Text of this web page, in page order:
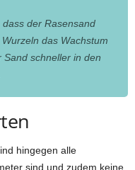
der Rasensand
das Wachstum
schneller in den
hingegen alle
sind und zudem keine